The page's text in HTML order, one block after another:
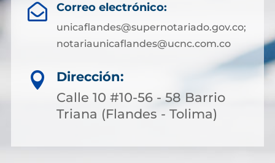
 Correo electrónico:
unicaflandes@supernotariado.gov.co;
notariaunicaflandes@ucnc.com.co

Dirección:
Calle 10 #10-56 - 58 Barrio
Triana (Flandes - Tolima)